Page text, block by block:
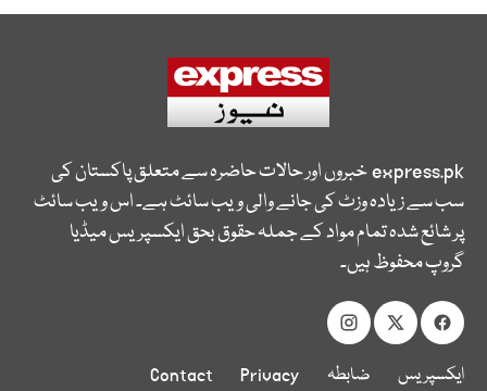
express.pkخبروں اور حالات حاضرہ سے متعلق پاکستان کی
سب سے زیادہ وزٹ کی جانے والی ویب سائٹ ہے۔ اس ویب سائٹ
پر شائع شدہ تمام مواد کے جملہ حقوق بحق ایکسپریس میڈیا
گروپ محفوظ ہیں۔
ایکسپریس ضابطہ Privacy
Contact